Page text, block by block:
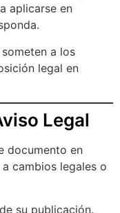
aplicarse en
a los
legal en
Legal
documento en
cambios legales o
su publicación.